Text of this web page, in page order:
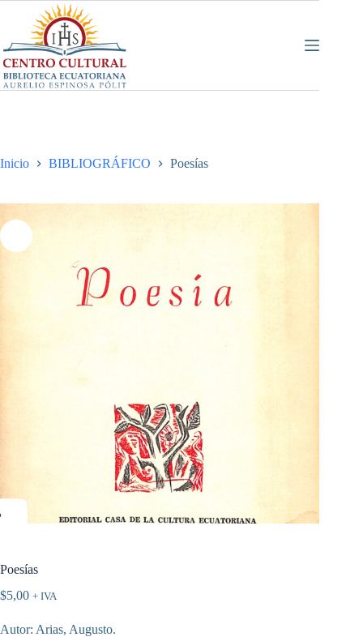
contenido
Inicio BIBLIOGRÁFICO Poesías
Poesías
$5,00 + IVA
Autor: Arias, Augusto.